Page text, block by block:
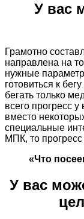
У вас
Грамотно
направлена на
нужные
готовиться к
бегать только
всего прогресс
вместо
специальные
МПК, то прогресс
«Что
У вас